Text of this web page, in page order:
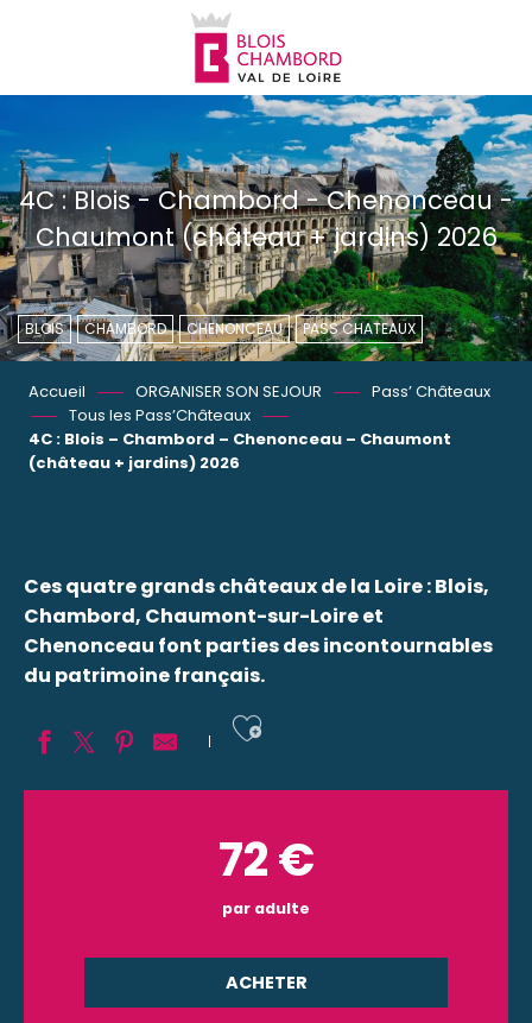
principal
4C : Blois - Chambord - Chenonceau -
Chaumont (château + jardins) 2026
BLOIS CHAMBORD CHENONCEAU PASS CHATEAUX
Accueil ORGANISER SON SEJOUR
Pass’ Châteaux
Tous les Pass’Châteaux
4C : Blois – Chambord – Chenonceau – Chaumont
(château + jardins) 2026
Ces quatre grands châteaux de la Loire : Blois,
Chambord, Chaumont-sur-Loire et
Chenonceau font parties des incontournables
du patrimoine français.
Ajouter aux
72€
par adulte
ACHETER